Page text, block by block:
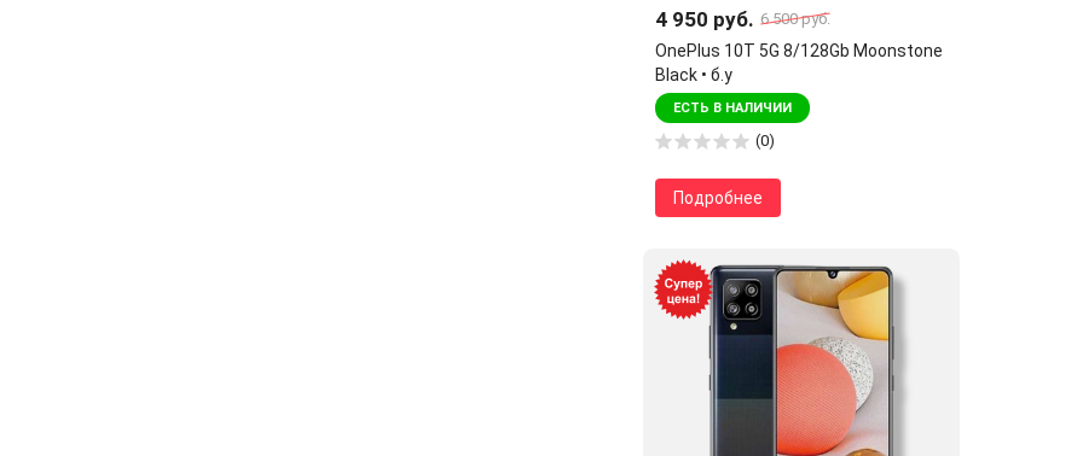
4 950 руб. 6 500 руб.
OnePlus 10T 5G 8/128Gb Moonstone
Black • б.у
ЕСТЬ В НАЛИЧИИ
(0)
Подробнее